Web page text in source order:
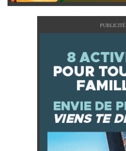
PUBLICITÉ